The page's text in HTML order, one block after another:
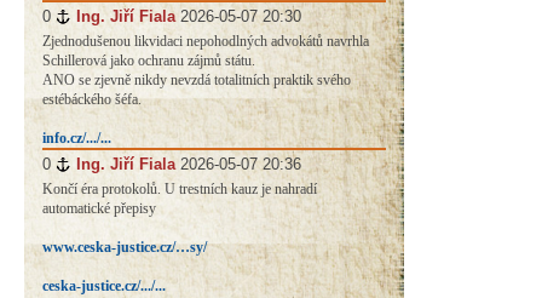
0 # Ing. Jiří Fiala 2026-05-07 20:30
Zjednodušenou likvidaci nepohodlných advokátů navrhla
Schillerová jako ochranu zájmů státu.
ANO se zjevně nikdy nevzdá totalitních praktik svého
estébáckého šéfa.
info.cz/.../...
0 # Ing. Jiří Fiala 2026-05-07 20:36
Končí éra protokolů. U trestních kauz je nahradí
automatické přepisy
www.ceska-justice.cz/…sy/
ceska-justice.cz/.../...